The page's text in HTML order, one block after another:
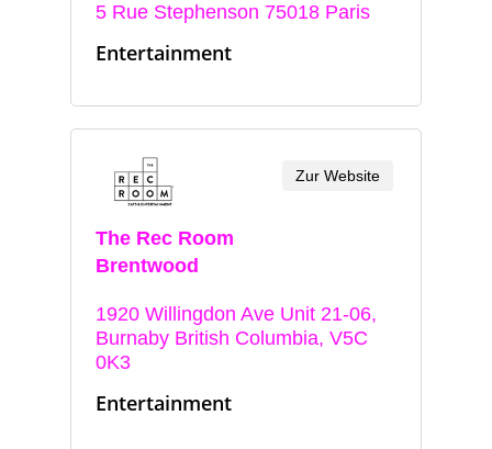
5 Rue Stephenson 75018 Paris
Entertainment
The Rec Room
Brentwood
1920 Willingdon Ave Unit 21-06,
Burnaby British Columbia, V5C
0K3
Entertainment
Zur Website